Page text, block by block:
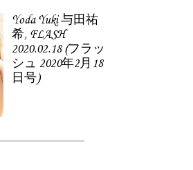
Yoda Yuki 与田祐
希, FLASH
2020.02.18 (フラッ
シュ 2020年2月18
日号)